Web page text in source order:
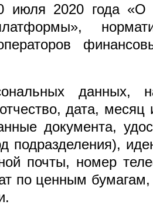
2020 года «О
данных,
дата, месяц
документа,
подразделения),
почты, номер
по ценным